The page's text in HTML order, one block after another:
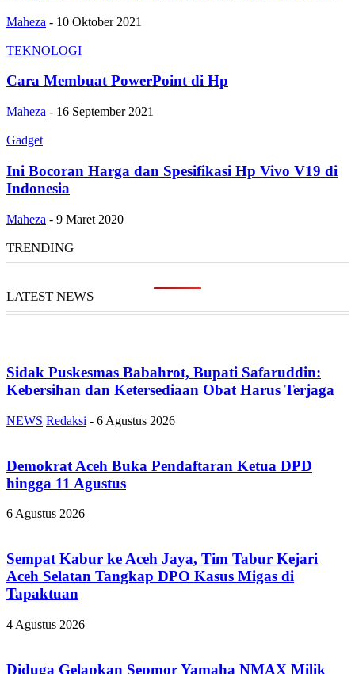
Maheza - 10 Oktober 2021
TEKNOLOGI
Cara Membuat PowerPoint di Hp
Maheza - 16 September 2021
Gadget
Ini Bocoran Harga dan Spesifikasi Hp Vivo V19 di
Indonesia
Maheza - 9 Maret 2020
TRENDING
LATEST NEWS
Sidak Puskesmas Babahrot, Bupati Safaruddin:
Kebersihan dan Ketersediaan Obat Harus Terjaga
NEWS Redaksi - 6 Agustus 2026
Demokrat Aceh Buka Pendaftaran Ketua DPD
hingga 11 Agustus
6 Agustus 2026
Sempat Kabur ke Aceh Jaya, Tim Tabur Kejari
Aceh Selatan Tangkap DPO Kasus Migas di
Tapaktuan
4 Agustus 2026
Diduga Gelapkan Sepmor Yamaha NMAX Milik